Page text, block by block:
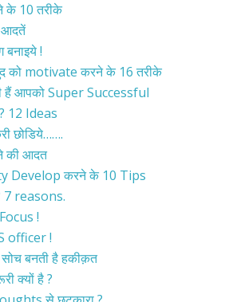
के 10 तरीके
आदतें
!
को motivate करने के 16 तरीके
हैं आपको Super Successful
12 Ideas
छोडिये…….
की आदत
Develop करने के 10 Tips
7 reasons.
!
officer !
बनती है हकीक़त
क्यों है ?